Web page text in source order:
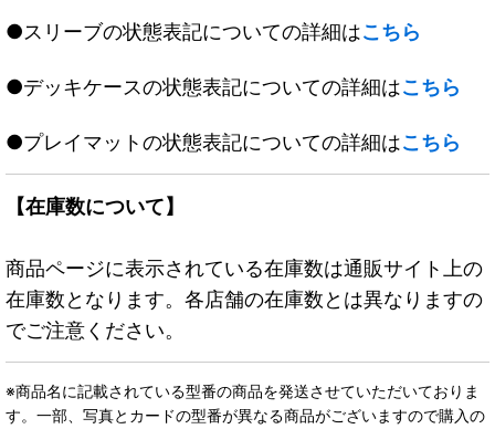
●スリーブの状態表記についての詳細はこちら
●デッキケースの状態表記についての詳細はこちら
●プレイマットの状態表記についての詳細はこちら
【在庫数について】
商品ページに表示されている在庫数は通販サイト上の
在庫数となります。各店舗の在庫数とは異なりますの
でご注意ください。
※商品名に記載されている型番の商品を発送させていただいておりま
す。一部、写真とカードの型番が異なる商品がございますので購入の